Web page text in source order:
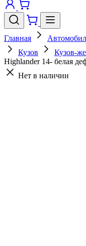
Главная
Кузов
Кузов-
Highlander 14- белая
Нет в наличии